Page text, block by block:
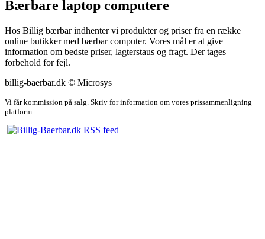
Bærbare laptop computere
Hos Billig bærbar indhenter vi produkter og priser fra en række
online butikker med bærbar computer. Vores mål er at give
information om bedste priser, lagterstaus og fragt. Der tages
forbehold for fejl.
billig-baerbar.dk © Microsys
Vi får kommission på salg. Skriv for information om vores prissammenligning
platform.